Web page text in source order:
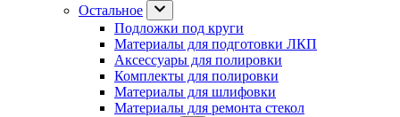
Остальное
Подложки под круги
Материалы для подготовки ЛКП
Аксессуары для полировки
Комплекты для полировки
Материалы для шлифовки
Материалы для ремонта стекол